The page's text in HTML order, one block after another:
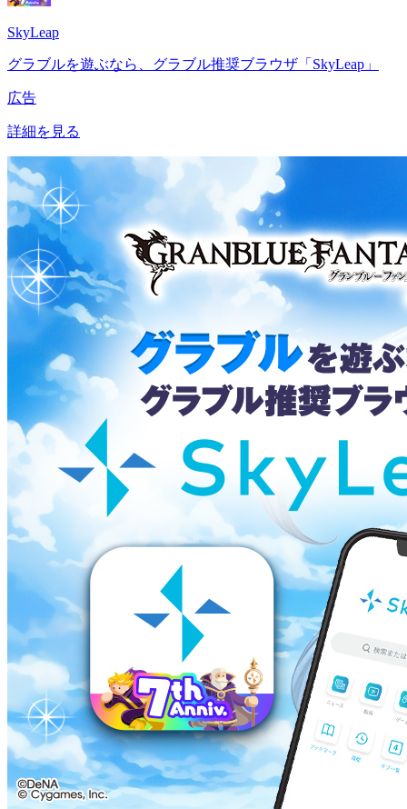
SkyLeap
グラブルを遊ぶなら、グラブル推奨ブラウザ「SkyLeap」
広告
詳細を見る